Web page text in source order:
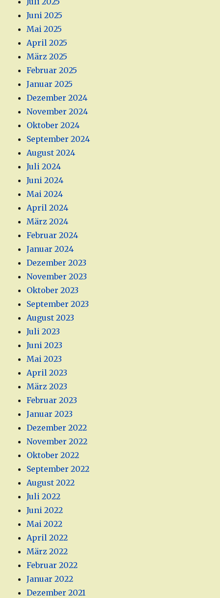
Juni 2025
Mai 2025
April 2025
März 2025
Februar 2025
Januar 2025
Dezember 2024
November 2024
Oktober 2024
September 2024
August 2024
Juli 2024
Juni 2024
Mai 2024
April 2024
März 2024
Februar 2024
Januar 2024
Dezember 2023
November 2023
Oktober 2023
September 2023
August 2023
Juli 2023
Juni 2023
Mai 2023
April 2023
März 2023
Februar 2023
Januar 2023
Dezember 2022
November 2022
Oktober 2022
September 2022
August 2022
Juli 2022
Juni 2022
Mai 2022
April 2022
März 2022
Februar 2022
Januar 2022
Dezember 2021